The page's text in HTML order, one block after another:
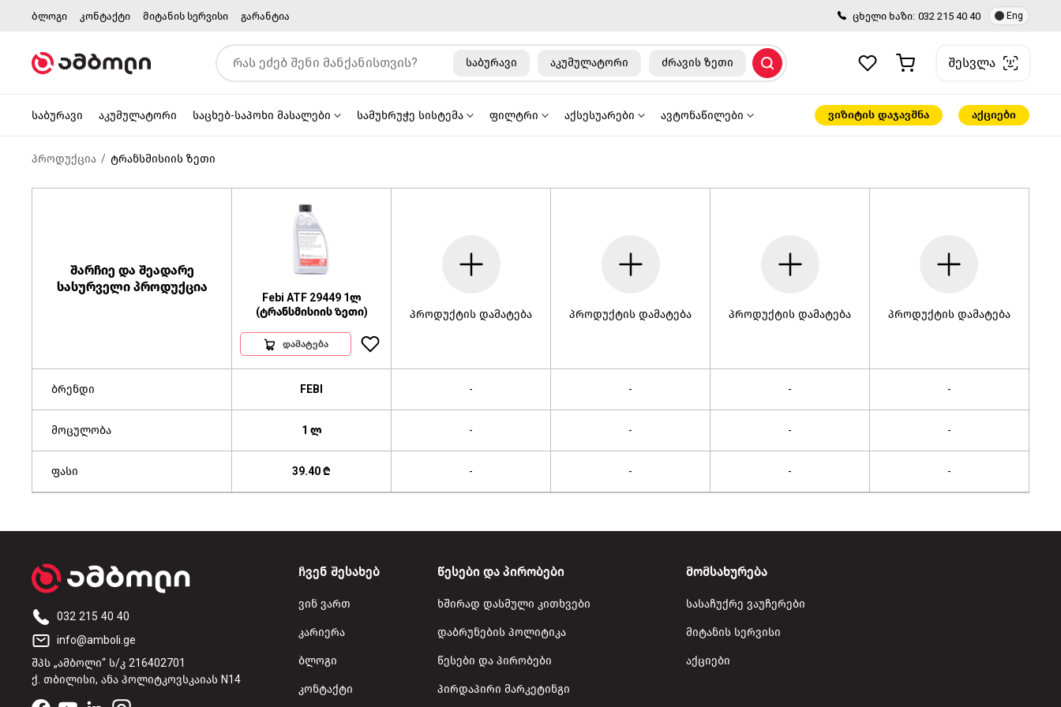
ბლოგი კონტაქტი მიტანის სერვისი გარანტია ცხელი ხაზი: 032 215 40 40 Eng
საბურავი აკუმულატორი ძრავის ზეთი შესვლა
საბურავი აკუმულატორი საცხებ-საპოხი მასალები სამუხრუჭე სისტემა ფილტრი აქსესუარები ავტონაწილები ვიზიტის დაჯავშნა აქციები
პროდუქცია ტრანსმისიის ზეთი
შარჩიე და შეადარე
სასურველი პროდუქცია
Febi ATF 29449 1ლ
(ტრანსმისიის ზეთი)
დამატება
პროდუქტის დამატება პროდუქტის დამატება პროდუქტის დამატება პროდუქტის დამატება
ბრენდი FEBI - - - -
მოცულობა 1 ლ - - - -
ფასი 39.40 ₾ - - - -
032 215 40 40
info@amboli.ge
შპს „ამბოლი“ ს/კ 216402701
ქ. თბილისი, ანა პოლიტკოვსკაიას N14
ჩვენ შესახებ
ვინ ვართ
კარიერა
ბლოგი
კონტაქტი
წესები და პირობები
ხშირად დასმული კითხვები
დაბრუნების პოლიტიკა
წესები და პირობები
პირდაპირი მარკეტინგი
მომსახურება
სასაჩუქრე ვაუჩერები
მიტანის სერვისი
აქციები